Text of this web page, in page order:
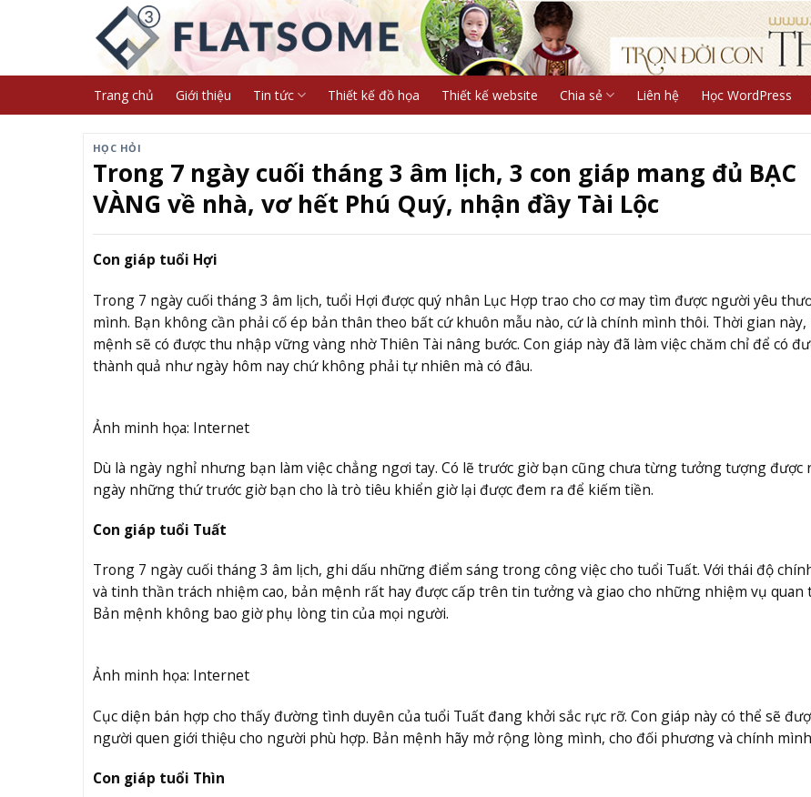
Trang chủ Giới thiệu Tin tức Thiết kế đồ họa Thiết kế website Chia sẻ Liên hệ Học WordPress
HỌC HỎI
Trong 7 ngày cuối tháng 3 âm lịch, 3 con giáp mang đủ BẠC
VÀNG về nhà, vơ hết Phú Quý, nhận đầy Tài Lộc
Con giáp tuổi Hợi
Trong 7 ngày cuối tháng 3 âm lịch, tuổi Hợi được quý nhân Lục Hợp trao cho cơ may tìm được người yêu
mình. Bạn không cần phải cố ép bản thân theo bất cứ khuôn mẫu nào, cứ là chính mình thôi. Thời gian này,
mệnh sẽ có được thu nhập vững vàng nhờ Thiên Tài nâng bước. Con giáp này đã làm việc chăm chỉ để có
thành quả như ngày hôm nay chứ không phải tự nhiên mà có đâu.
Ảnh minh họa: Internet
Dù là ngày nghỉ nhưng bạn làm việc chẳng ngơi tay. Có lẽ trước giờ bạn cũng chưa từng tưởng tượng được
ngày những thứ trước giờ bạn cho là trò tiêu khiển giờ lại được đem ra để kiếm tiền.
Con giáp tuổi Tuất
Trong 7 ngày cuối tháng 3 âm lịch, ghi dấu những điểm sáng trong công việc cho tuổi Tuất. Với thái độ
và tinh thần trách nhiệm cao, bản mệnh rất hay được cấp trên tin tưởng và giao cho những nhiệm vụ quan
Bản mệnh không bao giờ phụ lòng tin của mọi người.
Ảnh minh họa: Internet
Cục diện bán hợp cho thấy đường tình duyên của tuổi Tuất đang khởi sắc rực rỡ. Con giáp này có thể sẽ
người quen giới thiệu cho người phù hợp. Bản mệnh hãy mở rộng lòng mình, cho đối phương và chính
Con giáp tuổi Thìn